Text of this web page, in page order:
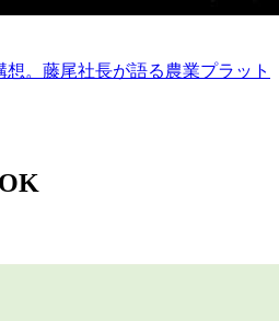
。藤尾社長が語る農業プラット